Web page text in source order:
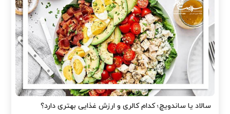
سالاد یا ساندویچ؛ کدام کالری و ارزش غذایی بهتری دارد؟